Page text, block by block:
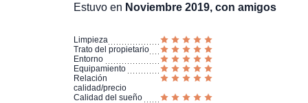
Estuvo en Noviembre 2019, con amigos
Limpieza
Trato del propietario
Entorno
Equipamiento
Relación
calidad/precio
Calidad del sueño